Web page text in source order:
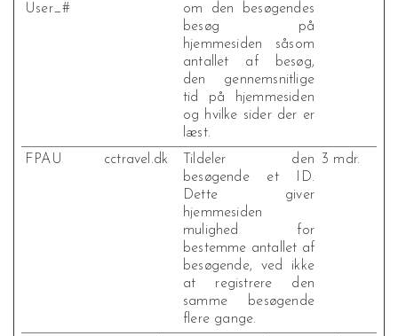
User_#
om den besøgendes
besøg på
hjemmesiden såsom
antallet af besøg,
den gennemsnitlige
tid på hjemmesiden
og hvilke sider der er
læst.
FPAU cctravel.dk
Tildeler den
besøgende et ID.
Dette giver
hjemmesiden
mulighed for
bestemme antallet af
besøgende, ved ikke
at registrere den
samme besøgende
flere gange.
3 mdr.